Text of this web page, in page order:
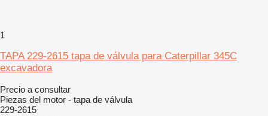
1
TAPA 229-2615 tapa de válvula para Caterpillar 345C
excavadora
Precio a consultar
Piezas del motor - tapa de válvula
229-2615